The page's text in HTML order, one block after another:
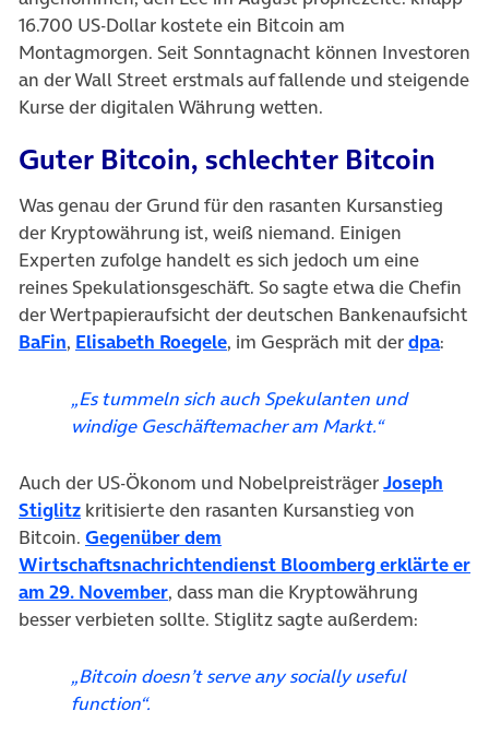
16.700 US-Dollar kostete ein Bitcoin am
Montagmorgen. Seit Sonntagnacht können Investoren
an der Wall Street erstmals auf fallende und steigende
Kurse der digitalen Währung wetten.
Guter Bitcoin, schlechter Bitcoin
Was genau der Grund für den rasanten Kursanstieg
der Kryptowährung ist, weiß niemand. Einigen
Experten zufolge handelt es sich jedoch um eine
reines Spekulationsgeschäft. So sagte etwa die Chefin
der Wertpapieraufsicht der deutschen Bankenaufsicht
BaFin, Elisabeth Roegele(öffnet in neuem Tab)
, im Gespräch mit derdpa:
„Es tummeln sich auch Spekulanten und
windige Geschäftemacher am Markt.“
Auch der US-Ökonom und NobelpreisträgerJoseph
Stiglitz(öffnet in neuem Tab)
kritisierte den rasanten Kursanstieg von
Bitcoin. Gegenüber dem
Wirtschaftsnachrichtendienst Bloomberg erklärte er
am 29. November(öffnet in neuem Tab)
, dass man die Kryptowährung
besser verbieten sollte. Stiglitz sagte außerdem:
„Bitcoin doesn’t serve any socially useful
function“.